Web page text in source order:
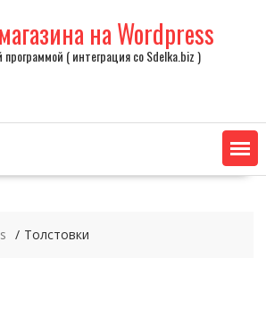
на Wordpress
программой ( интеграция со Sdelka.biz )
Толстовки